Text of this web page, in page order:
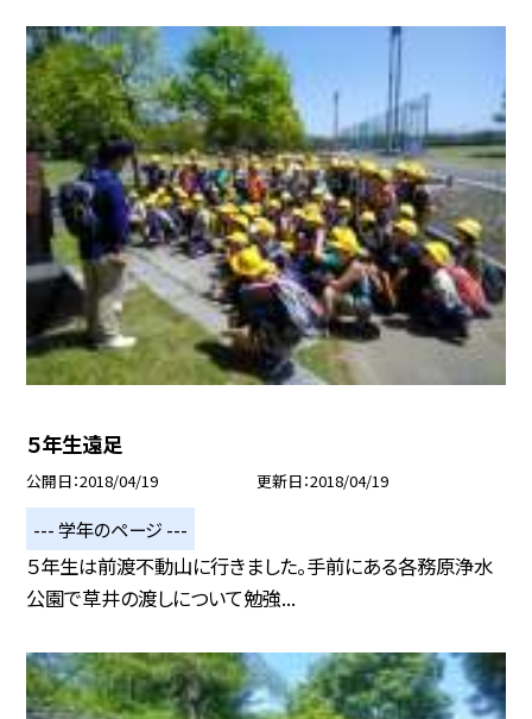
５年生遠足
公開日 2018/04/19 更新日 2018/04/19
--- 学年のページ ---
５年生は前渡不動山に行きました。手前にある各務原浄水
公園で草井の渡しについて勉強...